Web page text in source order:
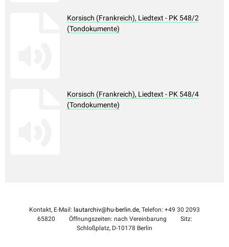
Korsisch (Frankreich), Liedtext - PK 548/2
(Tondokumente)
Korsisch (Frankreich), Liedtext - PK 548/4
(Tondokumente)
Kontakt, E-Mail: lautarchiv@hu-berlin.de, Telefon: +49 30 2093
65820
Öffnungszeiten: nach Vereinbarung
Sitz:
Schloßplatz, D-10178 Berlin